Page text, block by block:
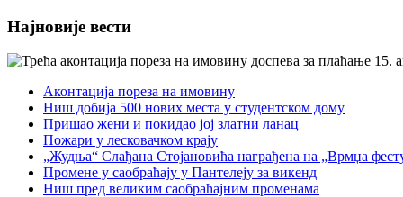
Најновије вести
Аконтација пореза на имовину
Ниш добија 500 нових места у студентском дому
Пришао жени и покидао јој златни ланац
Пожари у лесковачком крају
„Жудња“ Слађана Стојановића награђена на „Врмџа
Промене у саобраћају у Пантелеју за викенд
Ниш пред великим саобраћајним променама